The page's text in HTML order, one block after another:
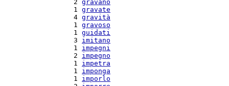
   2
gravano
   1
gravate
   4
gravità
   1
gravoso
   1
guidati
   3
imitano
   1
impegni
   2
impegno
   1
impetra
   1
imponga
   1
imporlo